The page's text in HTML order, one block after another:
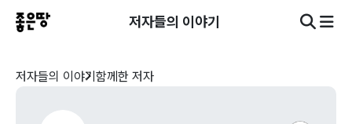
저자들의 이야기
저자들의 이야기 함께한 저자